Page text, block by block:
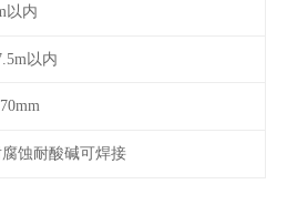
以内
以内
腐蚀耐酸碱可焊接